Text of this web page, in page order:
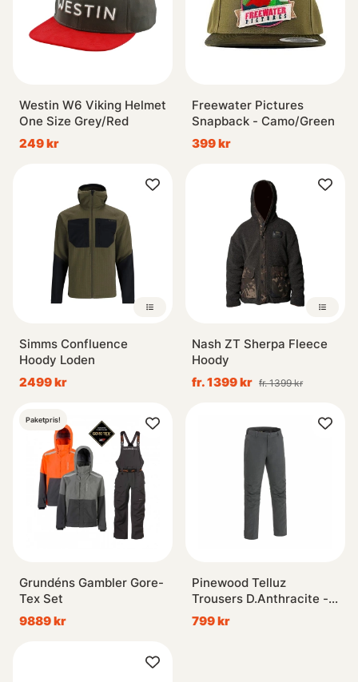
Westin W6 Viking Helmet
One Size Grey/Red
249 kr
Freewater Pictures
Snapback - Camo/Green
399 kr
Simms Confluence
Hoody Loden
2499 kr
Nash ZT Sherpa Fleece
Hoody
fr. 1399 kr fr. 1399 kr
Paketpris!
Grundéns Gambler Gore-
Tex Set
9889 kr
Pinewood Telluz
Trousers D.Anthracite -
XL
799 kr